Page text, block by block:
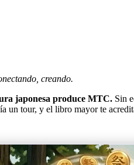
creando.
japonesa produce MTC. Sin
tour, y el libro mayor te